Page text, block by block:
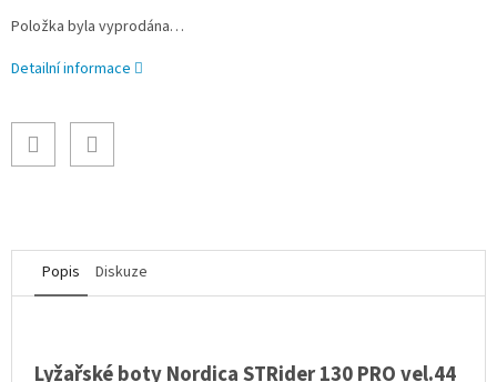
cena:
Položka byla vyprodána…
Detailní informace
Popis Diskuze
Lyžařské boty Nordica STRider 130 PRO vel.44